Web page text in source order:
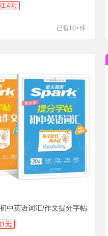
1.4元
已售10+件
中英语词汇/作文提分字帖
1元